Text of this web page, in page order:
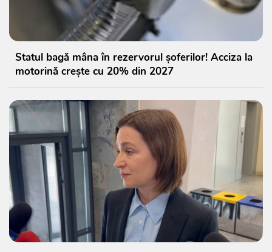
Statul bagă mâna în rezervorul șoferilor! Acciza la
motorină crește cu 20% din 2027